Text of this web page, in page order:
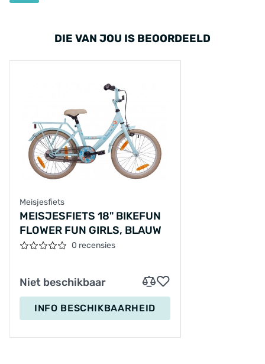
DIE VAN JOU IS BEOORDEELD
Meisjesfiets
MEISJESFIETS 18" BIKEFUN
FLOWER FUN GIRLS, BLAUW
0 recensies
Niet beschikbaar
INFO BESCHIKBAARHEID